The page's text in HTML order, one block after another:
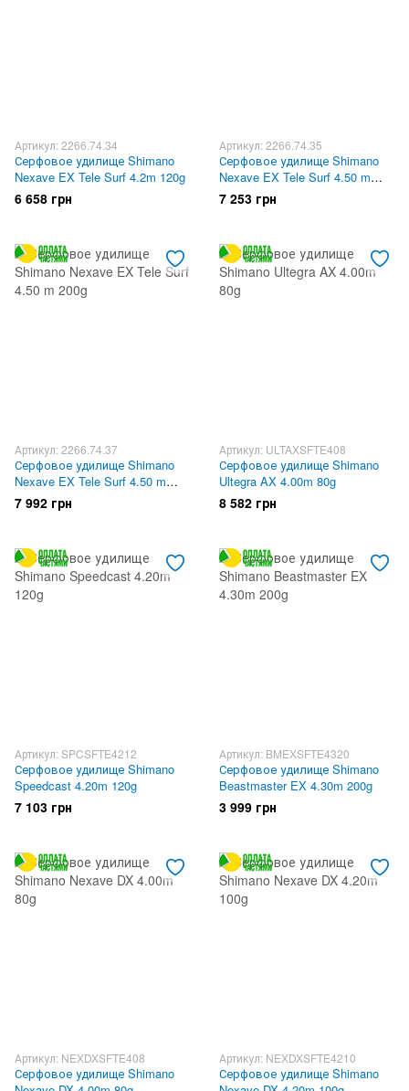
Артикул: 2266.74.34
Серфовое удилище Shimano
Nexave EX Tele Surf 4.2m 120g
6 658 грн
Артикул: 2266.74.35
Серфовое удилище Shimano
Nexave EX Tele Surf 4.50 m
150g
7 253 грн
Артикул: 2266.74.37
Серфовое удилище Shimano
Nexave EX Tele Surf 4.50 m
200g
7 992 грн
Артикул: ULTAXSFTE408
Серфовое удилище Shimano
Ultegra AX 4.00m 80g
8 582 грн
Артикул: SPCSFTE4212
Серфовое удилище Shimano
Speedcast 4.20m 120g
7 103 грн
Артикул: BMEXSFTE4320
Серфовое удилище Shimano
Beastmaster EX 4.30m 200g
3 999 грн
Артикул: NEXDXSFTE408
Серфовое удилище Shimano
Артикул: NEXDXSFTE4210
Серфовое удилище Shimano